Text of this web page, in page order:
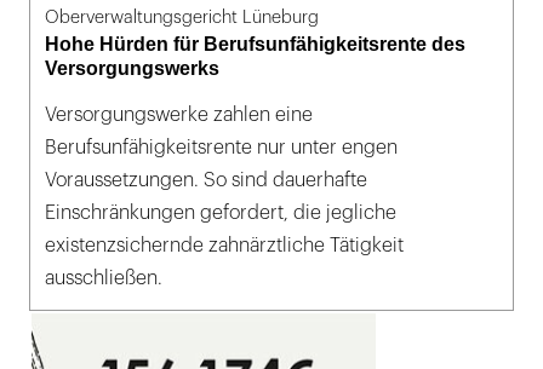
Oberverwaltungsgericht Lüneburg
Hohe Hürden für Berufsunfähigkeitsrente des
Versorgungswerks
Versorgungswerke zahlen eine
Berufsunfähigkeitsrente nur unter engen
Voraussetzungen. So sind dauerhafte
Einschränkungen gefordert, die jegliche
existenzsichernde zahnärztliche Tätigkeit
ausschließen.